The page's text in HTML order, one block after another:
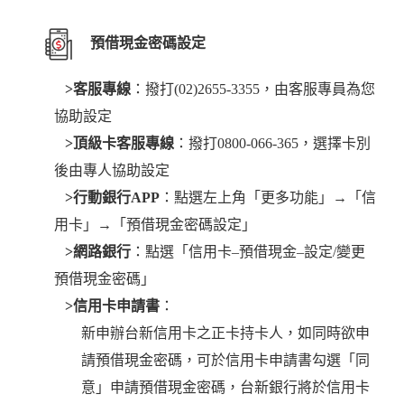
預借現金密碼設定
>客服專線 ：撥打(02)2655-3355，由客服專員為您
協助設定
>頂級卡客服專線 ：撥打0800-066-365，選擇卡別
後由專人協助設定
>行動銀行APP ：點選左上角「更多功能」→「信
用卡」→「預借現金密碼設定」
>網路銀行 ：點選「信用卡–預借現金–設定/變更
預借現金密碼」
>信用卡申請書 ：
新申辦台新信用卡之正卡持卡人，如同時欲申
請預借現金密碼，可於信用卡申請書勾選「同
意」申請預借現金密碼，台新銀行將於信用卡